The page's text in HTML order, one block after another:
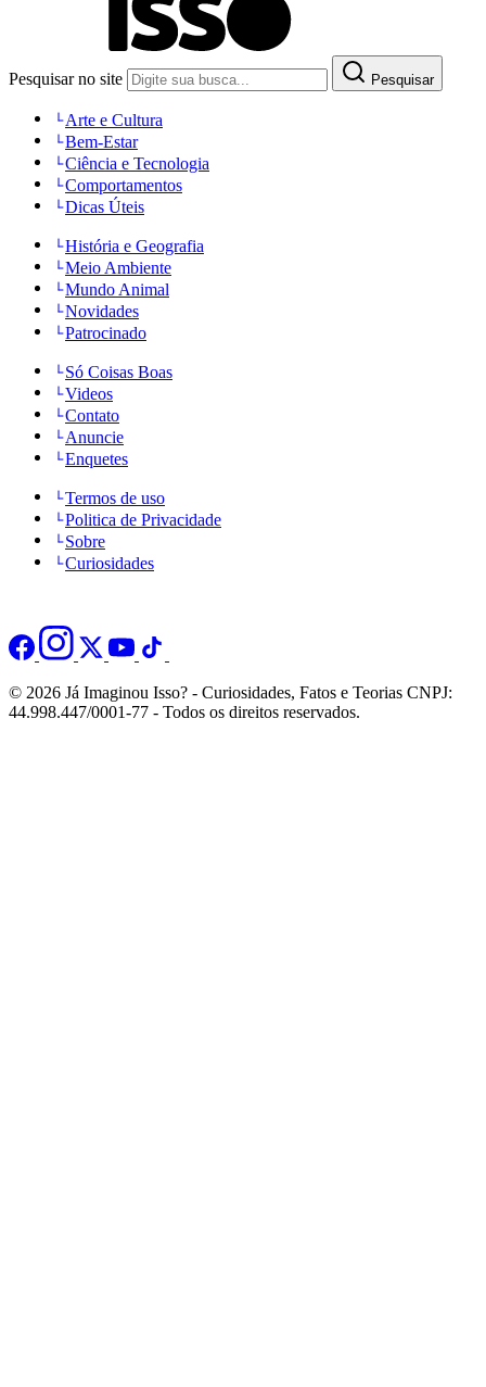
Pesquisar no site Pesquisar
Arte e Cultura
Bem-Estar
Ciência e Tecnologia
Comportamentos
Dicas Úteis
História e Geografia
Meio Ambiente
Mundo Animal
Novidades
Patrocinado
Só Coisas Boas
Videos
Contato
Anuncie
Enquetes
Termos de uso
Politica de Privacidade
Sobre
Curiosidades
© 2026 Já Imaginou Isso? - Curiosidades, Fatos e Teorias CNPJ:
44.998.447/0001-77 - Todos os direitos reservados.